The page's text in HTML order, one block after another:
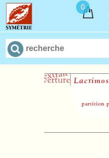
0
Lacrimosa
partition